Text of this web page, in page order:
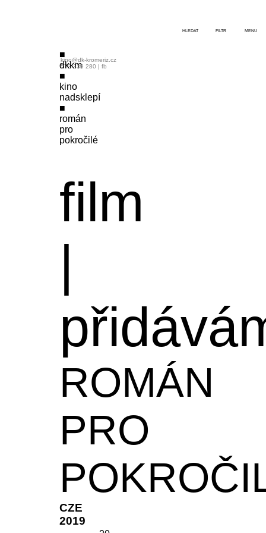
dkkm
kino
nadsklepí
román
pro
pokročilé
film
|
ROMÁN
PRO
CZE
2019
kino@dk-kromeriz.cz
573 339 280 | fb
HLEDAT FILTR MENU